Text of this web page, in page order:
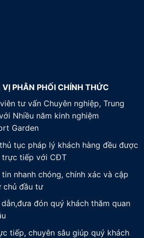
PHÂN PHỐI CHÍNH THỨC
tư vấn Chuyên nghiệp, Trung
Nhiều năm kinh nghiệm
Garden
tục pháp lý khách hàng đều được
tiếp với CĐT
nhanh chóng, chính xác và cập
chủ đầu tư
đón quý khách thăm quan
tiếp, chuyên sâu giúp quý khách